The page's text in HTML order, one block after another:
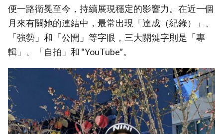
便一路衛冕至今，持續展現穩定的影響力。在近一個
月來有關她的連結中，最常出現「達成（紀錄）」、
「強勢」和「公開」等字眼，三大關鍵字則是「專
輯」、「自拍」和 “YouTube”。